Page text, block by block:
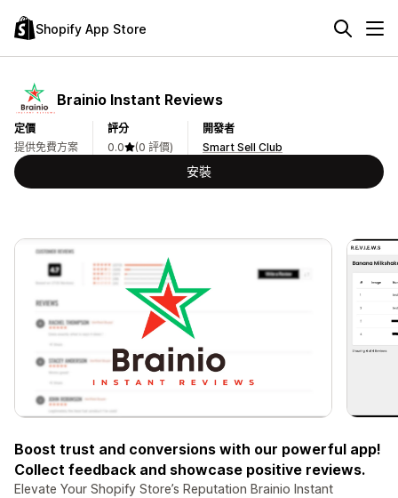
Shopify App Store
Brainio Instant Reviews
定價
提供免費方案
評分
0.0
(0 評價)
開發者
Smart Sell Club
安裝
Boost trust and conversions with our powerful app!
Collect feedback and showcase positive reviews.
Elevate Your Shopify Store’s Reputation Brainio Instant